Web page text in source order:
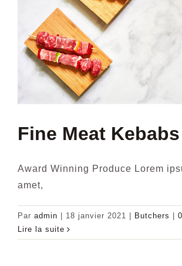
Fine Meat Kebabs
Award Winning Produce Lorem
amet,
Par admin 18 janvier 2021 Butchers
Lire la suite